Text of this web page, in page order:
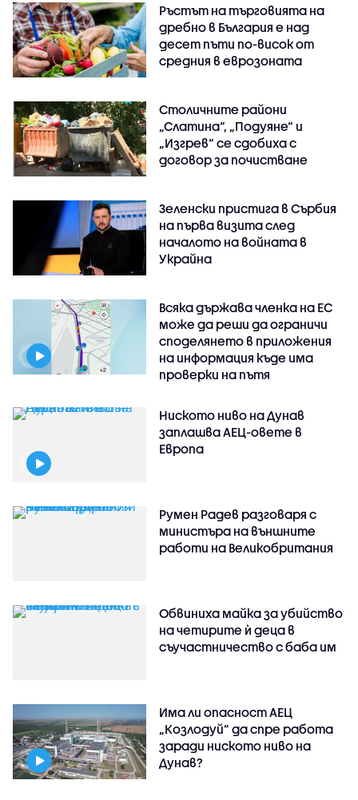
Ръстът на търговията на
дребно в България е над
десет пъти по-висок от
средния в еврозоната
Столичните райони
„Слатина“, „Подуяне“ и
„Изгрев“ се сдобиха с
договор за почистване
Зеленски пристига в Сърбия
на първа визита след
началото на войната в
Украйна
Всяка държава членка на ЕС
може да реши да ограничи
споделянето в приложения
на информация къде има
проверки на пътя
Ниското ниво на Дунав
заплашва АЕЦ-овете в
Европа
Румен Радев разговаря с
министъра на външните
работи на Великобритания
Обвиниха майка за убийство
на четирите ѝ деца в
съучастничество с баба им
Има ли опасност АЕЦ
„Козлодуй” да спре работа
заради ниското ниво на
Дунав?